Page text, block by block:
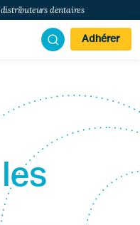
dentaires
Adhérer